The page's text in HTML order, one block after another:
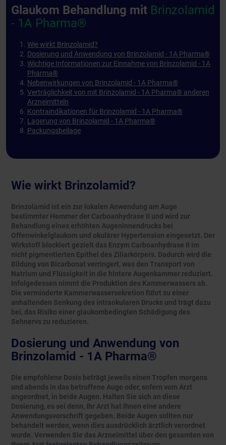
Wie wirkt Brinzolamid?
Brinzolamid ist ein zur lokalen Anwendung am Auge
bestimmter Hemmer der Carboanhydrase II und wird zur
Behandlung eines erhöhten Augeninnendrucks bei
Offenwinkelglaukom und okulärer Hypertension eingesetzt. Der
Wirkstoff blockiert gezielt das Enzym Carboanhydrase II im
nicht pigmentierten Epithel des Ziliarkörpers. Dadurch wird die
Bildung von Bicarbonat verringert, was den Transport von
Natrium und Flüssigkeit in die hintere Augenkammer reduziert.
Infolgedessen nimmt die Produktion des Kammerwassers ab.
Die verminderte Kammerwassersekretion führt zu einer
anhaltenden Senkung des intraokularen Drucks und trägt dazu
bei, das Risiko einer glaukombedingten Schädigung des
Sehnervs zu reduzieren.
Dosierung und Anwendung von
Brinzolamid - 1A Pharma®
Die empfohlene Dosis beträgt jeweils einen Tropfen morgens
und abends in das betroffene Auge oder, sofern vom Arzt
angeordnet, in beide Augen. Halten Sie sich an diese
Dosierung, es sei denn, Ihr Arzt hat Ihnen eine andere
Anwendungsvorschrift gegeben. Beide Augen sollten nur
behandelt werden, wenn dies ausdrücklich ärztlich verordnet
wurde. Verwenden Sie das Arzneimittel über den gesamten von
Glaukom Behandlung mit Brinzolamid
- 1A Pharma®
Wie wirkt Brinzolamid?
Dosierung und Anwendung von Brinzolamid - 1A Pharma®
Wichtige Informationen zur Einnahme von Brinzolamid - 1A
Pharma®
Nebenwirkungen von Brinzolamid - 1A Pharma®
Verträglichkeit von mit Brinzolamid - 1A Pharma® anderen
Arzneimitteln
Kontraindikationen für Brinzolamid - 1A Pharma®
Lagerung von Brinzolamid - 1A Pharma®
Packungsbeilage